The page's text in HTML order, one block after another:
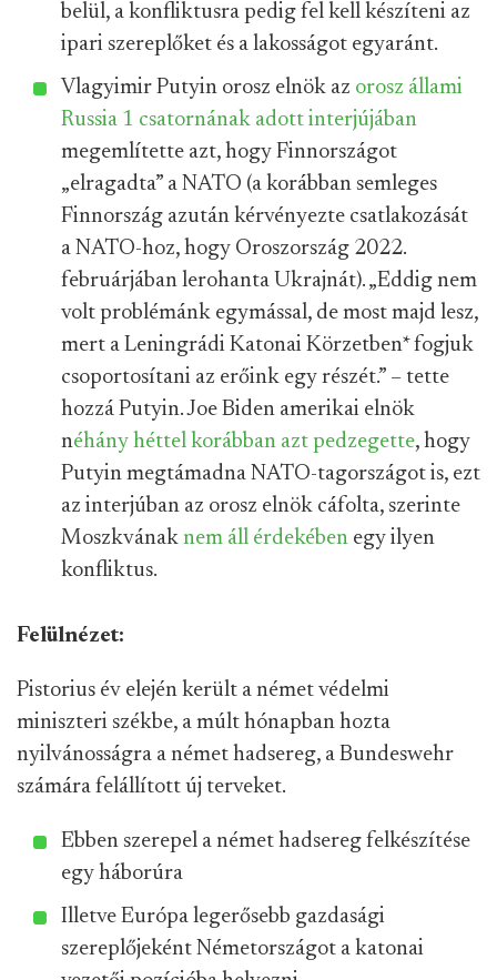
belül, a konfliktusra pedig fel kell készíteni az
ipari szereplőket és a lakosságot egyaránt.
Vlagyimir Putyin orosz elnök az orosz állami
Russia 1 csatornának adott interjújában
megemlítette azt, hogy Finnországot
„elragadta” a NATO (a korábban semleges
Finnország azután kérvényezte csatlakozását
a NATO-hoz, hogy Oroszország 2022.
februárjában lerohanta Ukrajnát). „Eddig nem
volt problémánk egymással, de most majd lesz,
mert a Leningrádi Katonai Körzetben*fogjuk
csoportosítani az erőink egy részét.” – tette
hozzá Putyin. Joe Biden amerikai elnök
néhány héttel korábban azt pedzegette, hogy
Putyin megtámadna NATO-tagországot is, ezt
az interjúban az orosz elnök cáfolta, szerinte
Moszkvának nem áll érdekében egy ilyen
konfliktus.
Felülnézet:
Pistorius év elején került a német védelmi
miniszteri székbe, a múlt hónapban hozta
nyilvánosságra a német hadsereg, a Bundeswehr
számára felállított új terveket.
Ebben szerepel a német hadsereg felkészítése
egy háborúra
Illetve Európa legerősebb gazdasági
szereplőjeként Németországot a katonai